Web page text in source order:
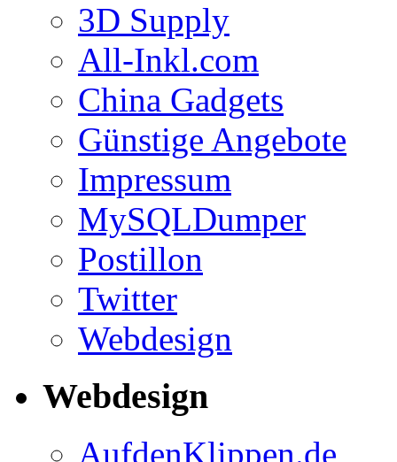
3D Supply
All-Inkl.com
China Gadgets
Günstige Angebote
Impressum
MySQLDumper
Postillon
Twitter
Webdesign
Webdesign
AufdenKlippen.de